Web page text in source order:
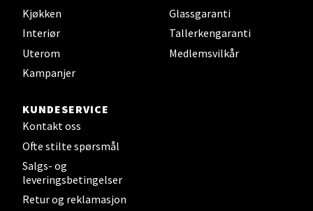
Kjøkken
Interiør
Uterom
Kampanjer
Glassgaranti
Tallerkengaranti
Medlemsvilkår
KUNDESERVICE
Kontakt oss
Ofte stilte spørsmål
Salgs- og
leveringsbetingelser
Retur og reklamasjon
Leirvik - Stord
Torgbakken 2, 5401 Stord
0 i butikk